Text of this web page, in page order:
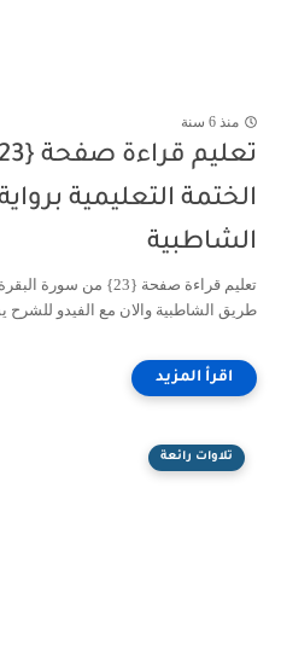
منذ 6 سنة
الختمة التعليمية
الشاطبية
تعليم قراءة صفحة {23} من
طريق الشاطبية والان مع الفيدو للشرح
تلاوات رائعة